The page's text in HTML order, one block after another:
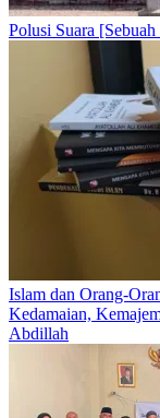
Polusi Suara
Islam dan Orang-
Kedamaian,
Abdillah